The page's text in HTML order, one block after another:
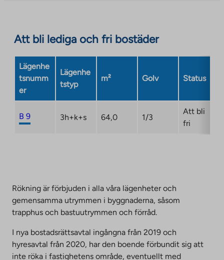
external
opens
a
tab
Att bli lediga och fri bostäder
Lägenhe
tsnumm
er
Lägenhe
tstyp
m² Golv Status
B 9 3h+k+s 64,0 1/3
Att bli
fri
Rökning är förbjuden i alla våra lägenheter och
gemensamma utrymmen i byggnaderna, såsom
trapphus och bastuutrymmen och förråd.
I nya bostadsrättsavtal ingångna från 2019 och
hyresavtal från 2020, har den boende förbundit sig att
inte röka i fastighetens område, eventuellt med